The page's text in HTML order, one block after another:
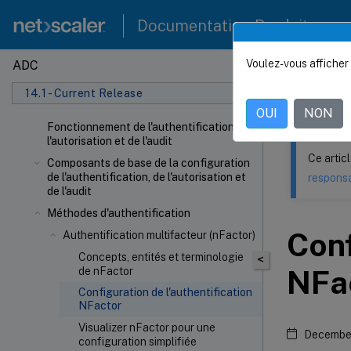
Documentation Produit
ADC
14.1 - Current Release
Fonctionnement de l'authentification, de
l'autorisation et de l'audit
Composants de base de la configuration
de l'authentification, de l'autorisation et
de l'audit
Méthodes d'authentification
Authentification multifacteur (nFactor)
Concepts, entités et terminologie
de nFactor
Configuration de l'authentification
NFactor
Visualizer nFactor pour une
configuration simplifiée
Ce contenu a
<
Ce
Voulez-vous
OUI NON